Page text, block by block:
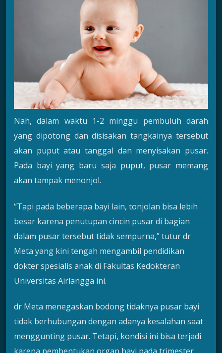
Nah, dalam waktu 1-2 minggu pembuluh darah
yang dipotong dan disisakan tangkainya tersebut
akan puput atau tanggal dan menyisakan pusar.
Pada bayi yang baru saja puput, pusar memang
akan tampak menonjol.
“Tapi pada beberapa bayi lain, tonjolan bisa lebih
besar karena penutupan cincin pusar di bagian
dalam pusar tersebut tidak sempurna,” tutur dr
Meta yang kini tengah mengambil pendidikan
dokter spesialis anak di Fakultas Kedokteran
Universitas Airlangga ini.
dr Meta menegaskan bodong tidaknya pusar bayi
tidak berhubungan dengan adanya kesalahan saat
menggunting pusar. Tetapi, kondisi ini bisa terjadi